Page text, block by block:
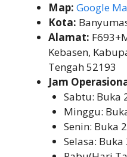
Map: Google
Kota:
Alamat:
Kebasen,
Tengah 52193
Jam
Sabtu: Buka
Minggu:
Senin: Buka
Selasa: